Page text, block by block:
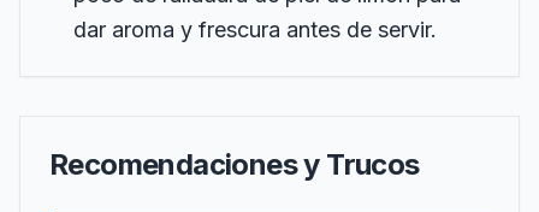
dar aroma y frescura antes de servir.
Recomendaciones y Trucos